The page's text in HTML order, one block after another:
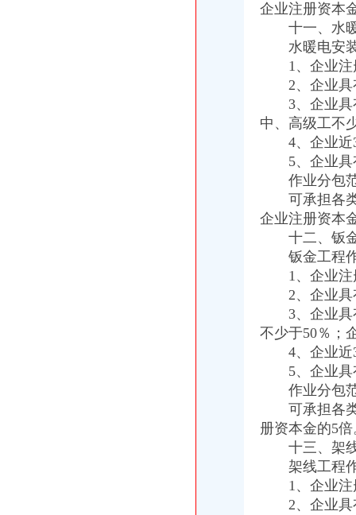
企业注册资本
十一、水暖
水暖电安装
1、企业注
2、企业具有
3、企业具有
中、高级工不
4、企业近3
5、企业具
作业分包
可承担各类
企业注册资本
十二、钣金
钣金工程作
1、企业注
2、企业具
3、企业具有
不少于50％；
4、企业近3
5、企业具
作业分包
可承担各类
册资本金的5倍
十三、架线
架线工程作
1、企业注
2、企业具